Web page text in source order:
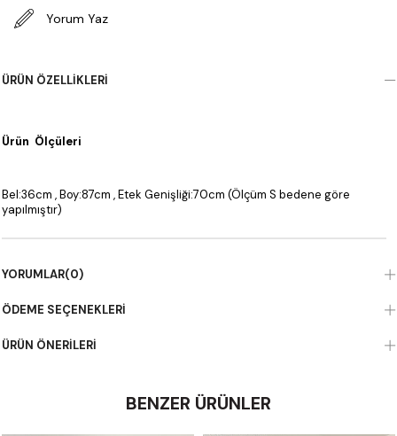
Yorum Yaz
ÜRÜN ÖZELLIKLERI
Ürün Ölçüleri
Bel:36cm , Boy:87cm , Etek Genişliği:70cm (Ölçüm S bedene göre
yapılmıştır)
YORUMLAR(0)
ÖDEME SEÇENEKLERI
ÜRÜN ÖNERILERI
BENZER ÜRÜNLER